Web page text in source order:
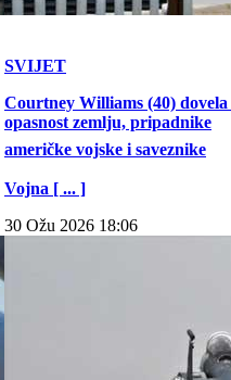
SVIJET
Courtney Williams (40) dovela
opasnost zemlju, pripadnike
američke vojske i saveznike
Vojna [ ... ]
30 Ožu 2026 18:06